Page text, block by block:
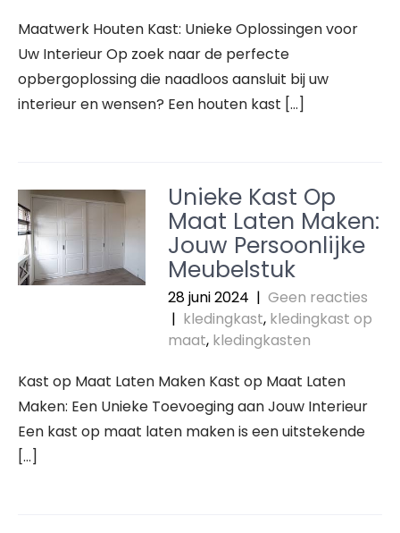
Maatwerk Houten Kast: Unieke Oplossingen voor
Uw Interieur Op zoek naar de perfecte
opbergoplossing die naadloos aansluit bij uw
interieur en wensen? Een houten kast […]
Unieke Kast Op
Maat Laten Maken:
Jouw Persoonlijke
Meubelstuk
28 juni 2024 | Geen reacties
| kledingkast, kledingkast op
maat, kledingkasten
Kast op Maat Laten Maken Kast op Maat Laten
Maken: Een Unieke Toevoeging aan Jouw Interieur
Een kast op maat laten maken is een uitstekende
[…]